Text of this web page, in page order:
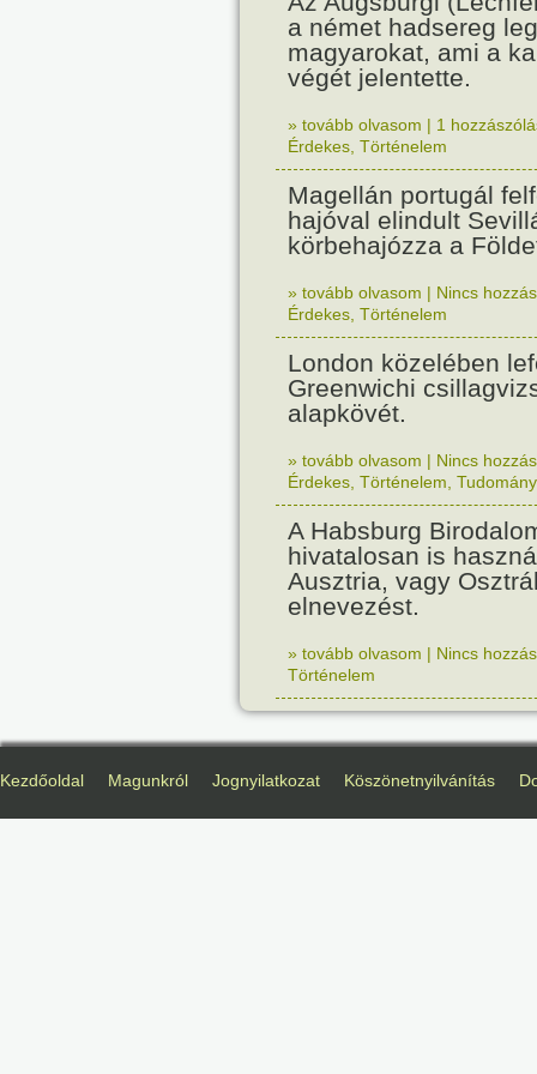
a német hadsereg
magyarokat, ami a
végét jelentette.
» tovább olvasom | 1
Érdekes Történelem
Magellán portugál
hajóval elindult
körbehajózza a
» tovább olvasom | Nincs
Érdekes Történelem
London közelében
Greenwichi
alapkövét.
» tovább olvasom | Nincs
Érdekes Történelem Tudomány
A Habsburg
hivatalosan is
Ausztria, vagy
elnevezést.
» tovább olvasom | Nincs
Történelem
Kezdőoldal Magunkról Jognyilatkozat Köszönetnyilvánítás